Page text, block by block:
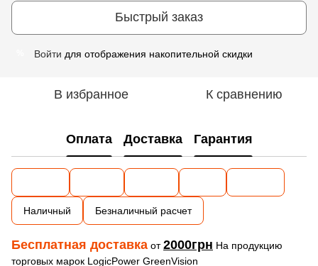
Быстрый заказ
Войти для отображения накопительной скидки
В избранное К сравнению
Оплата Доставка Гарантия
Наличный Безналичный расчет
Бесплатная доставка от2000грн На продукцию
торговых марок LogicPower GreenVision